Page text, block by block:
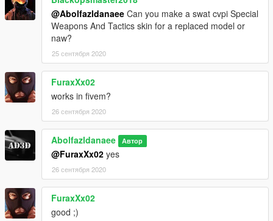
- How to install -
1.- Go to "/update/x64/dlcpacks/", create a new folder called
"190E" and put inside the "dlc.rpf" file.
2.- Export "dlclist.xml" from "/update/update.rpf/common/data/"
path to your desktop with OpenIV. Open the file with a text
editor and add the following line to the end:
dlcpacks:\190E\
3.- Import the file again to the path above with OpenIV.
4.- Done, use a Trainer to spawn the cars with "190E" name,
and enjoy!
@Abolfazldanaee Can you make a swat cvpi Special
Weapons And Tactics skin for a replaced model or
naw?
25 сентября 2020
FuraxXx02
works in fivem?
26 сентября 2020
Abolfazldanaee Автор
@FuraxXx02 yes
26 сентября 2020
FuraxXx02
good ;)